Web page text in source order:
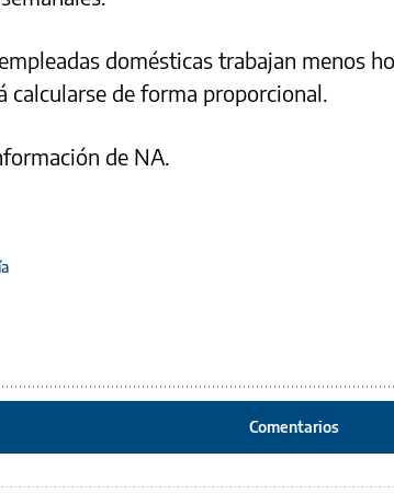
domésticas trabajan menos
calcularse de forma proporcional.
de NA.
Comentarios